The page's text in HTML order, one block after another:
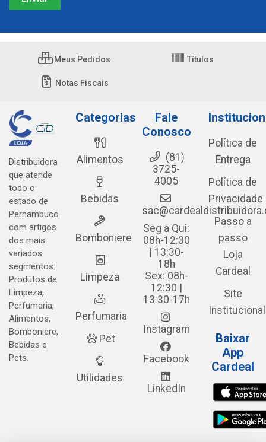
Meus Pedidos Títulos
Notas Fiscais
Distribuidora
que atende
todo o
estado de
Pernambuco
com artigos
dos mais
variados
segmentos:
Produtos de
Limpeza,
Perfumaria,
Alimentos,
Bomboniere,
Bebidas e
Pets.
Categorias
Alimentos
Bebidas
Bomboniere
Limpeza
Perfumaria
Pet
Utilidades
Fale
Conosco
(81)
3725-
4005
Seg a Qui:
08h-12:30
| 13:30-
18h
Sex: 08h-
12:30 |
13:30-17h
Instagram
Facebook
LinkedIn
Política de
Entrega
Política de
Privacidade
Passo a
passo
Loja
Cardeal
Site
Institucional
Baixar
App
Cardeal